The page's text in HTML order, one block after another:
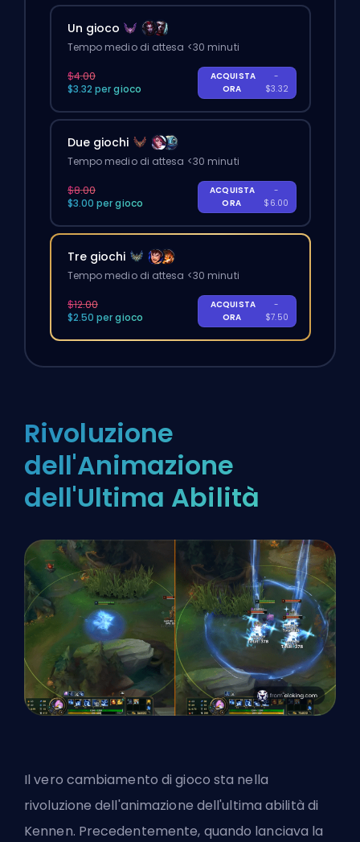
Un gioco
Tempo medio di attesa <30 minuti
$4.00
$3.32 per gioco
ACQUISTA
ORA
-
$3.32
Due giochi
Tempo medio di attesa <30 minuti
$8.00
$3.00 per gioco
ACQUISTA
ORA
-
$6.00
Tre giochi
Tempo medio di attesa <30 minuti
$12.00
$2.50 per gioco
ACQUISTA
ORA
-
$7.50
Rivoluzione
dell'Animazione
dell'Ultima Abilità
Il vero cambiamento di gioco sta nella
rivoluzione dell'animazione dell'ultima abilità di
Kennen. Precedentemente, quando lanciava la